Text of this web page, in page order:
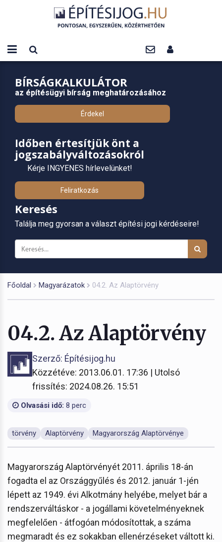
BÍRSÁGKALKULÁTOR
az építésügyi bírság meghatározásához
Érdekel
Időben értesítjük önt a
jogszabályváltozásokról
Kérje INGYENES hírlevelünket!
Feliratkozás
Keresés
Találja meg gyorsan a választ építési jogi kérdéseire!
Főoldal Magyarázatok 04.2. Az Alaptörvény
04.2. Az Alaptörvény
Szerző: Építésijog.hu
Közzétéve: 2013.06.01. 17:36 | Utolsó
frissítés: 2024.08.26. 15:51
Olvasási idő: 8 perc
törvény Alaptörvény Magyarország Alaptörvénye
Magyarország Alaptörvényét 2011. április 18-án
fogadta el az Országgyűlés és 2012. január 1-jén
lépett az 1949. évi Alkotmány helyébe, melyet bár a
rendszerváltáskor - a jogállami követelményeknek
megfelelően - átfogóan módosítottak, a száma
megmaradt és ez sokakban ellenérzéseket váltott ki.